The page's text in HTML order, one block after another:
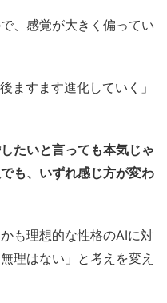
、感覚が大きく偏ってい
ますます進化していく」
たいと言っても本気じゃ
も、いずれ感じ方が変わ
も理想的な性格のAIに対
理はない」と考えを変え